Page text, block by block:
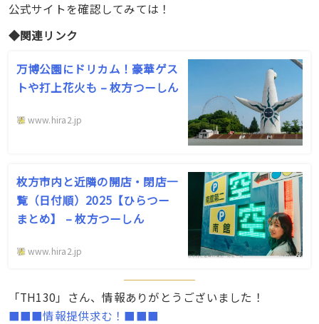
公式サイトを確認してみては！
◆関連リンク
万博公園にドリカム！豪華ゲス
トや打上花火も – 枚方つーしん
www.hira2.jp
枚方市内と近隣の開店・閉店一
覧（日付順）2025【ひらつー
まとめ】 – 枚方つーしん
www.hira2.jp
「TH130」さん、情報ありがとうございました！
■■■情報提供求む！■■■